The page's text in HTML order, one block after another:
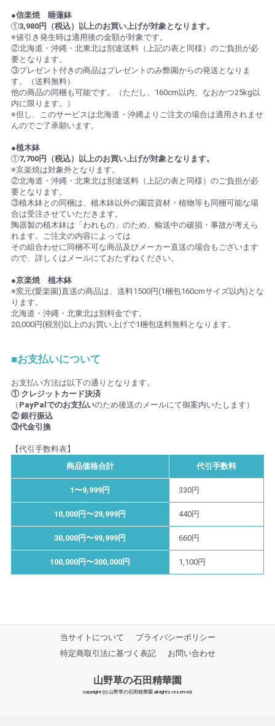
●信楽焼 睡蓮鉢
①3,980円（税込）以上のお買い上げが対象となります。
※値引き発生時は適用後の金額が対象です。
②北海道・沖縄・北東北は別途送料（上記の表と同様）のご負担が必
要となります。
③プレゼント付きの商品はプレゼントのみ弊園からの発送となりま
す。（送料無料）
他の商品の同梱も可能です。（ただし、160cm以内、なおかつ25kg以
内に限ります。）
※但し、このサービスは北海道・沖縄よりご注文の場合は適用されませ
んのでご了承願います。
●植木鉢
①7,700円（税込）以上のお買い上げが対象となります。
※京楽焼は対象外となります。
②北海道・沖縄・北東北は別途送料（上記の表と同様）のご負担が必
要となります。
③植木鉢との同梱は、植木鉢以外の園芸資材・植物等も同梱可能な場
合は受注させていただきます。
陶器製の植木鉢は「われもの」のため、輸送中の破損・事故が考えら
れます。ご注文の内容によっては
その組合わせに同梱不可な商品及びメーカー直送の場合もございます
ので、詳しくはメールにておたずねください。
●京楽焼 植木鉢
※窯元(愛楽園)直送の商品は、送料1500円(1梱包160cmサイズ以内)とな
ります。
北海道・沖縄・北東北は別料金です。
20,000円(税別)以上のお買い上げで1梱包送料無料となります。
■お支払いについて
お支払い方法は以下の通りとなります。
① クレジットカード決済
（ PayPalでのお支払いのため後送のメールにて御案内いたします）
② 銀行振込
③代金引換
【代引手数料表】
商品価格合計
代引手数料
1〜9,999円 330円
10,000円〜29,999円 440円
30,000円〜99,999円 660円
100,000円〜300,000円 1,100円
当サイトについて
プライバシーポリシー
特定商取引法に基づく表記
お問い合わせ
山野草の石田精華園
copyright (c) 山野草の石田精華園 all rights reserved.